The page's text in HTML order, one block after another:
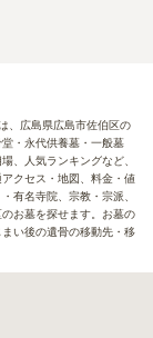
、広島県広島市佐伯区の
・永代供養墓・一般墓
、人気ランキングなど、
クセス・地図、料金・値
有名寺院、宗教・宗派、
お墓を探せます。お墓の
い後の遺骨の移動先・移